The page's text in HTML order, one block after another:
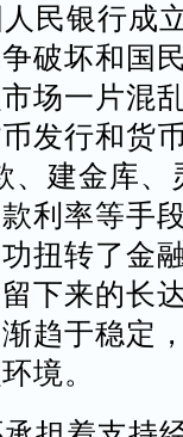
民银行成
破坏和国
场一片混
发行和货
、建金库、
利率等手
扭转了金
下来的长
趋于稳定
境。